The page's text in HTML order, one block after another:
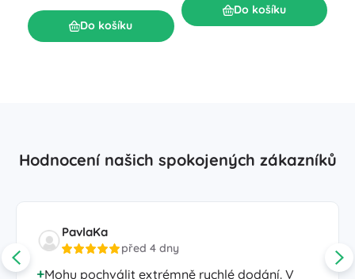
Do košíku
Do košíku
Hodnocení našich spokojených zákazníků
PavlaKa
před 4 dny
Mohu pochválit extrémně rychlé dodání. V